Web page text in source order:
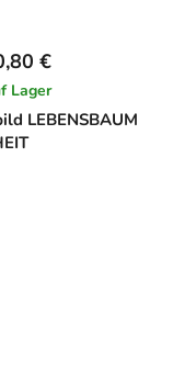
LEBENSBAUM
€
Lager